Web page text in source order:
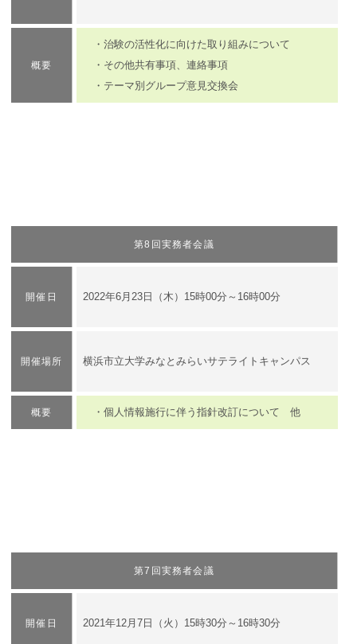
概要
・治験の活性化に向けた取り組みについて
・その他共有事項、連絡事項
・テーマ別グループ意見交換会
第8回実務者会議
開催日 2022年6月23日（木）15時00分～16時00分
開催場所 横浜市立大学みなとみらいサテライトキャンパス
概要 ・個人情報施行に伴う指針改訂について 他
第7回実務者会議
開催日 2021年12月7日（火）15時30分～16時30分